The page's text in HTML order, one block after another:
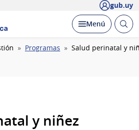
gub.uy
Desplegar
Menú Abrir
Programas Salud perinatal y
y niñez